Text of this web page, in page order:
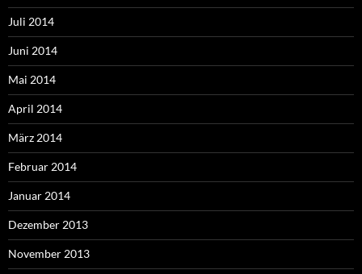
Juli 2014
Juni 2014
Mai 2014
April 2014
März 2014
Februar 2014
Januar 2014
Dezember 2013
November 2013